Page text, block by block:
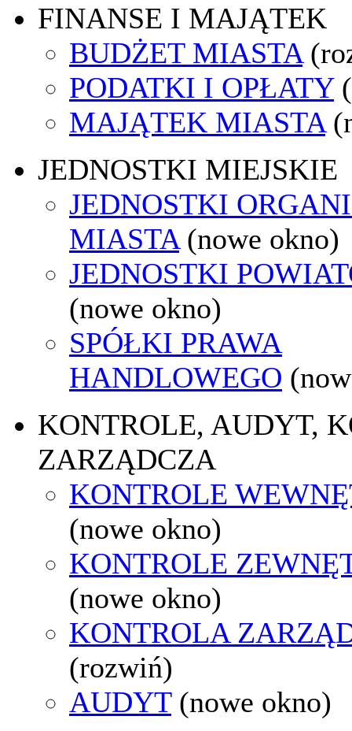
FINANSE I MAJĄTEK
BUDŻET MIASTA
PODATKI I OPŁATY
MAJĄTEK MIASTA
JEDNOSTKI MIEJSKIE
JEDNOSTKI
MIASTA (nowe okno)
JEDNOSTKI
(nowe okno)
SPÓŁKI PRAWA
HANDLOWEGO
KONTROLE, AUDYT,
ZARZĄDCZA
KONTROLE
(nowe okno)
KONTROLE
(nowe okno)
KONTROLA
(rozwiń)
AUDYT (nowe okno)